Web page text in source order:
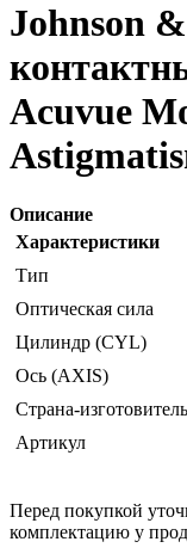
Johnson
Acuvue
Описание
Характеристики
Тип
Оптическая сила
Цилиндр (CYL)
Ось (AXIS)
Страна-изготовитель
Артикул
Перед покупкой
комплектацию у